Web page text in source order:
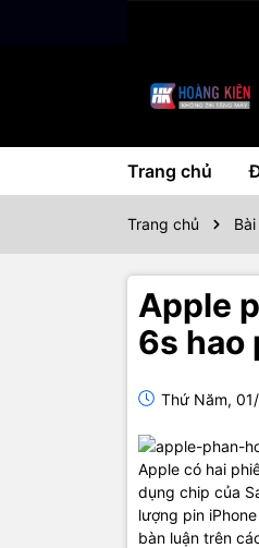
Trang chủ
Trang chủ
Apple
6s hao
Thứ Năm,
Apple có hai
dụng chip của
lượng pin
bàn luận trên